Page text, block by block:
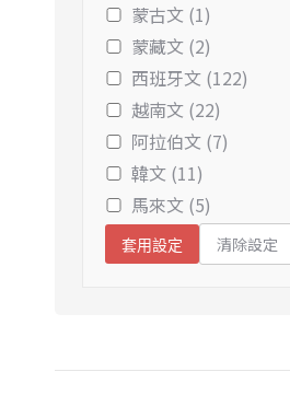
蒙古文 (1)
蒙藏文 (2)
西班牙文 (122)
越南文 (22)
阿拉伯文 (7)
韓文 (11)
馬來文 (5)
套用設定 清除設定